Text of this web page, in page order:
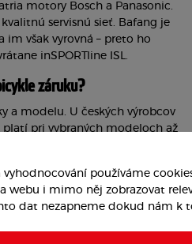
motory Bosch a Panasonic.
servisnú sieť. Bafang je
im však vyrovná – preto ho
inSPORTline ISL.
záruku?
a modelu. U českých výrobcov
platí pri vybraných modeloch až
a elektroniku zvyčajne 2–
na splátky?
kalendára, ktorá
vyhodnocování používáme
webu i mimo něj zobrazovat
dat nezapneme dokud nám k